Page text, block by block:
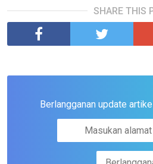
SHARE THIS
Berlangganan update